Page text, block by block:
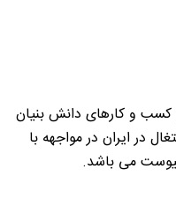
کسب و کارهای دانش بنیان
در ایران در مواجهه با
می باشد.